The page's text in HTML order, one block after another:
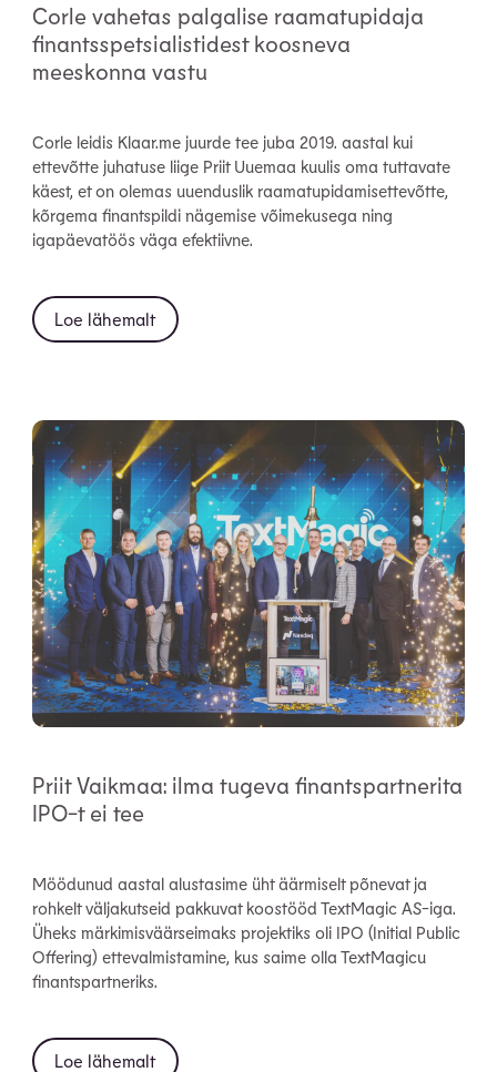
Corle vahetas palgalise raamatupidaja
finantsspetsialistidest koosneva
meeskonna vastu
Corle leidis Klaar.me juurde tee juba 2019. aastal kui
ettevõtte juhatuse liige Priit Uuemaa kuulis oma tuttavate
käest, et on olemas uuenduslik raamatupidamisettevõtte,
kõrgema finantspildi nägemise võimekusega ning
igapäevatöös väga efektiivne.
Loe lähemalt
Priit Vaikmaa: ilma tugeva finantspartnerita
IPO-t ei tee
Möödunud aastal alustasime üht äärmiselt põnevat ja
rohkelt väljakutseid pakkuvat koostööd TextMagic AS-iga.
Üheks märkimisväärseimaks projektiks oli IPO (Initial Public
Offering) ettevalmistamine, kus saime olla TextMagicu
finantspartneriks.
Loe lähemalt